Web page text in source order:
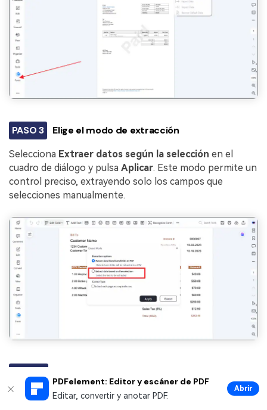
PDFelement: Editor y escáner de PDF
Editar, convertir y anotar PDF.
Abrir
PASO 3 Elige el modo de extracción
Selecciona Extraer datos según la selección en el
cuadro de diálogo y pulsa Aplicar. Este modo permite un
control preciso, extrayendo solo los campos que
selecciones manualmente.
Dibuja cuadros de selección alrededor de los campos que